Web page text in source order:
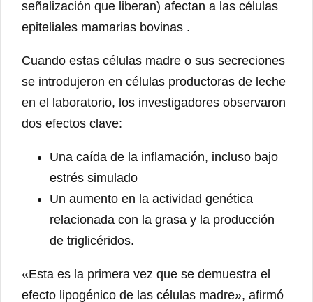
señalización que liberan) afectan a las células
epiteliales mamarias bovinas .
Cuando estas células madre o sus secreciones
se introdujeron en células productoras de leche
en el laboratorio, los investigadores observaron
dos efectos clave:
Una caída de la inflamación, incluso bajo
estrés simulado
Un aumento en la actividad genética
relacionada con la grasa y la producción
de triglicéridos.
«Esta es la primera vez que se demuestra el
efecto lipogénico de las células madre», afirmó